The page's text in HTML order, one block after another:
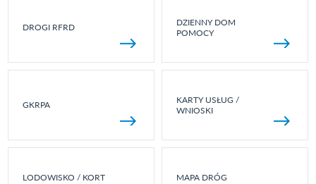
DROGI RFRD
DZIENNY DOM
POMOCY
GKRPA
KARTY USŁUG /
WNIOSKI
LODOWISKO / KORT
MAPA DRÓG